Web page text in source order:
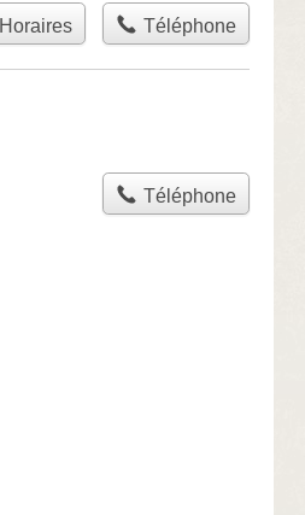
Horaires Téléphone
Téléphone